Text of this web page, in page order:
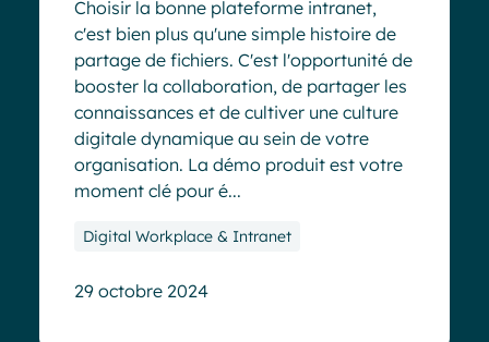
Choisir la bonne plateforme intranet,
c'est bien plus qu'une simple histoire de
partage de fichiers. C'est l'opportunité de
booster la collaboration, de partager les
connaissances et de cultiver une culture
digitale dynamique au sein de votre
organisation. La démo produit est votre
moment clé pour é...
Digital Workplace & Intranet
29 octobre 2024